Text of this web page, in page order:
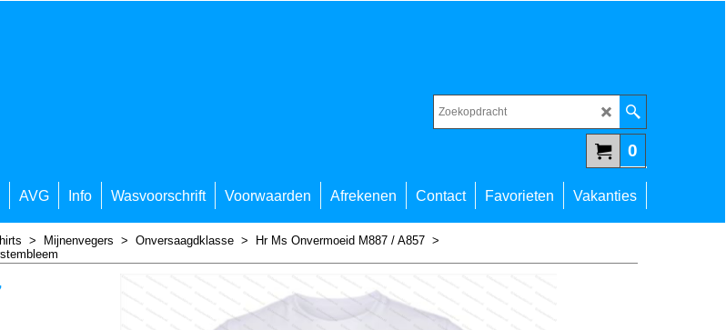
0
AVG Info Wasvoorschrift Voorwaarden Afrekenen Contact Favorieten Vakanties
> Mijnenvegers > Onversaagdklasse > Hr Ms Onvermoeid M887 / A857 >